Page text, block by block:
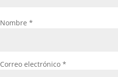
Nombre *
Correo electrónico *